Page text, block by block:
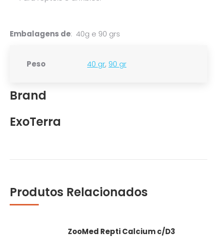
Embalagens de: 40g e 90 grs
Peso 40 gr, 90 gr
Brand
ExoTerra
Produtos Relacionados
ZooMed Repti Calcium c/D3